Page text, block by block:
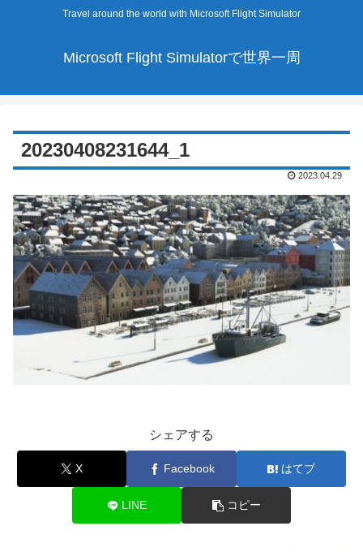
Travel around the world with Microsoft Flight Simulator
Microsoft Flight Simulatorで世界一周
20230408231644_1
2023.04.29
シェアする
X Facebook はてブ
LINE コピー